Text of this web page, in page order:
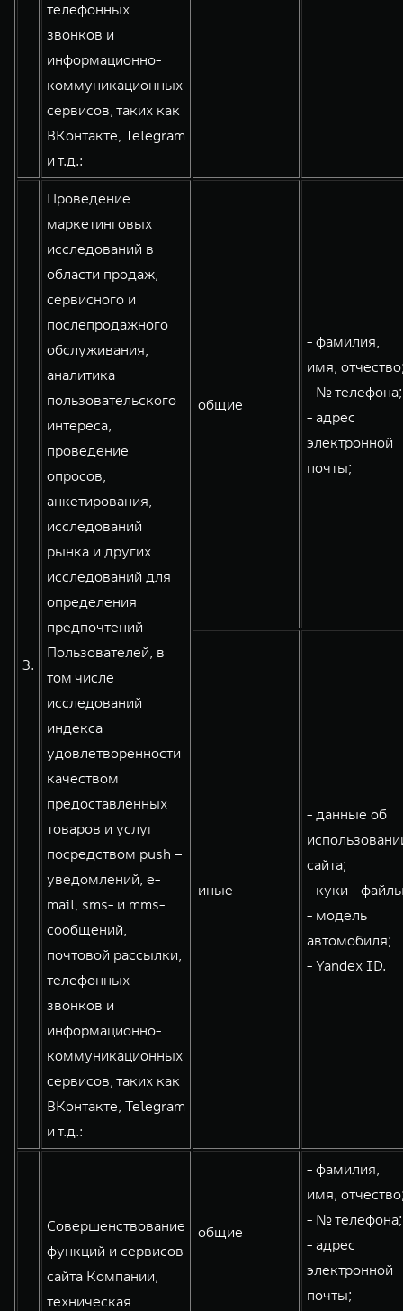
телефонных
звонков и
информационно-
коммуникационных
сервисов, таких как
ВКонтакте, Telegram
и т.д.:
3.
Проведение
маркетинговых
исследований в
области продаж,
сервисного и
послепродажного
обслуживания,
аналитика
пользовательского
интереса,
проведение
опросов,
анкетирования,
исследований
рынка и других
исследований для
определения
предпочтений
Пользователей, в
том числе
исследований
индекса
удовлетворенности
качеством
предоставленных
товаров и услуг
посредством push –
уведомлений, e-
mail, sms- и mms-
сообщений,
почтовой рассылки,
телефонных
звонков и
информационно-
коммуникационных
сервисов, таких как
ВКонтакте, Telegram
и т.д.:
общие
- фамилия,
имя,
- № телефона;
- адрес
электронной
почты;
иные
- данные об
сайта;
- куки -
- модель
автомобиля;
- Yandex ID.
Совершенствование
функций и сервисов
сайта Компании,
техническая
общие
- фамилия,
имя,
- № телефона;
- адрес
электронной
почты;